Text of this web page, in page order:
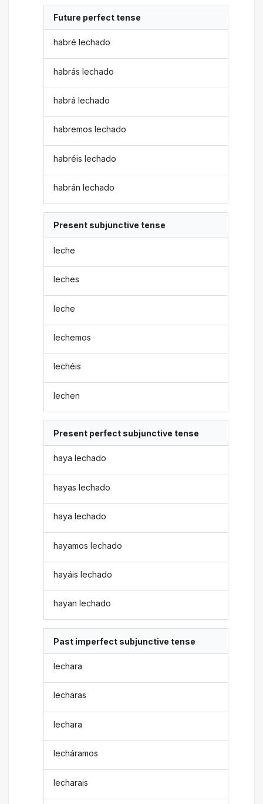
Future perfect tense
habré lechado
habrás lechado
habrá lechado
habremos lechado
habréis lechado
habrán lechado
Present subjunctive tense
leche
leches
leche
lechemos
lechéis
lechen
Present perfect subjunctive tense
haya lechado
hayas lechado
haya lechado
hayamos lechado
hayáis lechado
hayan lechado
Past imperfect subjunctive tense
lechara
lecharas
lechara
lecháramos
lecharais